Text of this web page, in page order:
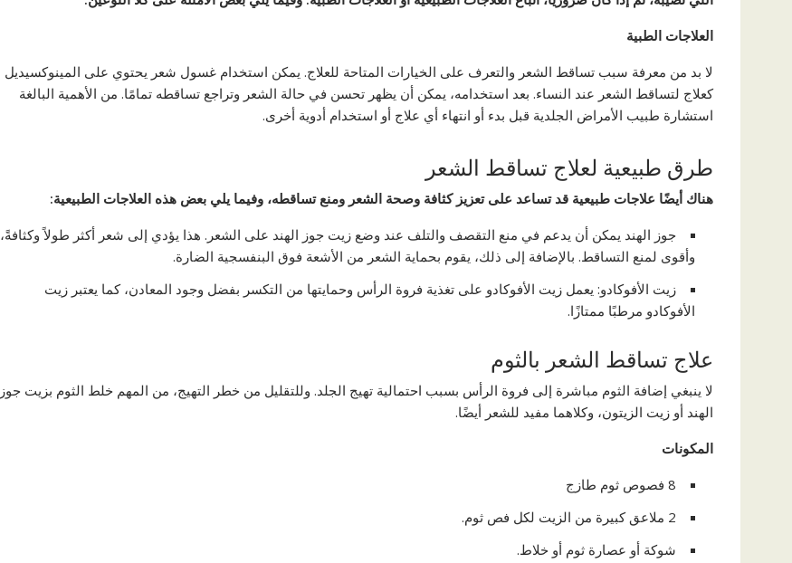
العلاجات الطبية
لا بد من معرفة سبب تساقط الشعر والتعرف على الخيارات المتاحة للعلاج. يمكن استخدام غسول شعر يحتوي على المينوكسيديل
كعلاج لتساقط الشعر عند النساء. بعد استخدامه، يمكن أن يظهر تحسن في حالة الشعر وتراجع تساقطه تمامًا. من الأهمية البالغة
استشارة طبيب الأمراض الجلدية قبل بدء أو انتهاء أي علاج أو استخدام أدوية أخرى.
طرق طبيعية لعلاج تساقط الشعر
هناك أيضًا علاجات طبيعية قد تساعد على تعزيز كثافة وصحة الشعر ومنع تساقطه، وفيما يلي بعض هذه العلاجات الطبيعية:
جوز الهند يمكن أن يدعم في منع التقصف والتلف عند وضع زيت جوز الهند على الشعر. هذا يؤدي إلى شعر أكثر طولاً وكثافةً،
وأقوى لمنع التساقط. بالإضافة إلى ذلك، يقوم بحماية الشعر من الأشعة فوق البنفسجية الضارة.
زيت الأفوكادو: يعمل زيت الأفوكادو على تغذية فروة الرأس وحمايتها من التكسر بفضل وجود المعادن، كما يعتبر زيت
الأفوكادو مرطبًا ممتازًا.
علاج تساقط الشعر بالثوم
لا ينبغي إضافة الثوم مباشرة إلى فروة الرأس بسبب احتمالية تهيج الجلد. وللتقليل من خطر التهيج، من المهم خلط الثوم بزيت جوز
الهند أو زيت الزيتون، وكلاهما مفيد للشعر أيضًا.
المكونات
8 فصوص ثوم طازج
2 ملاعق كبيرة من الزيت لكل فص ثوم.
شوكة أو عصارة ثوم أو خلاط.